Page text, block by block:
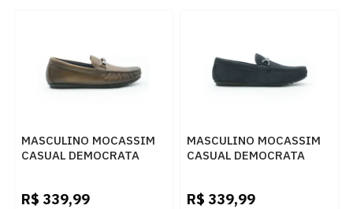
MASCULINO MOCASSIM
CASUAL DEMOCRATA
R$ 339,99
MASCULINO MOCASSIM
CASUAL DEMOCRATA
R$ 339,99